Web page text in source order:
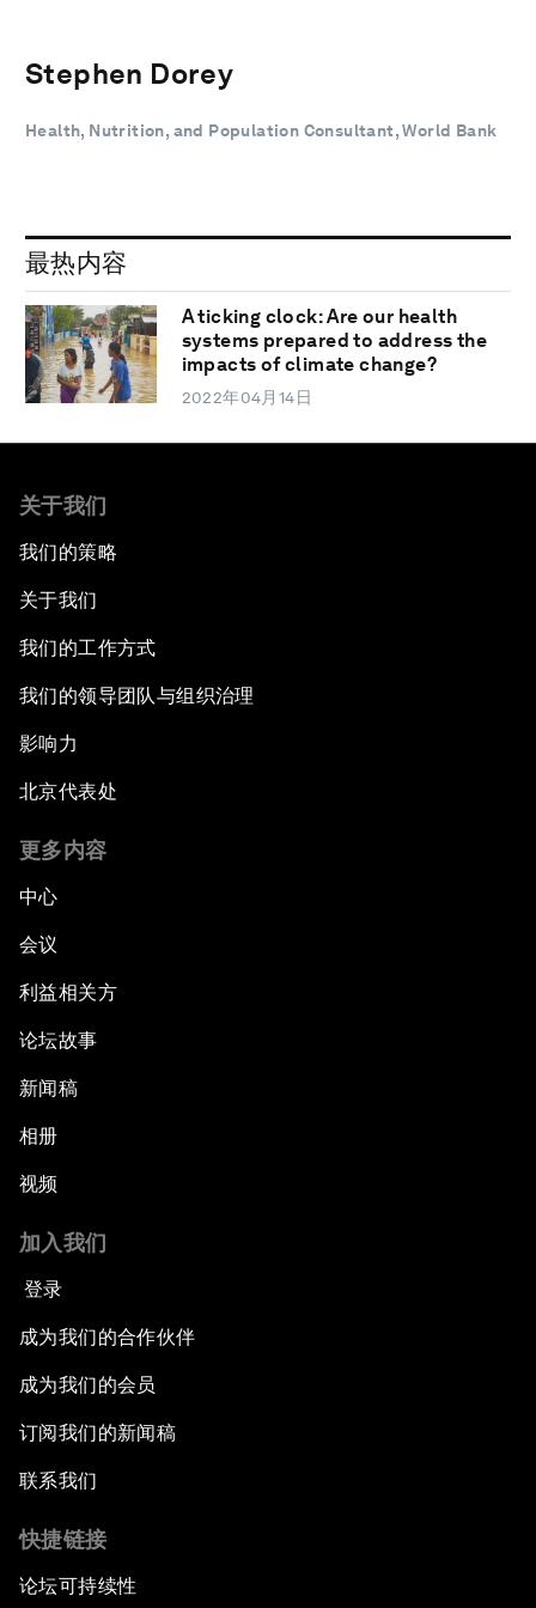
Stephen Dorey
Health, Nutrition, and Population Consultant, World Bank
最热内容
A ticking clock: Are our health
systems prepared to address the
impacts of climate change?
2022年04月14日
关于我们
我们的策略
关于我们
我们的工作方式
我们的领导团队与组织治理
影响力
北京代表处
更多内容
中心
会议
利益相关方
论坛故事
新闻稿
相册
视频
加入我们
登录
成为我们的合作伙伴
成为我们的会员
订阅我们的新闻稿
联系我们
快捷链接
论坛可持续性